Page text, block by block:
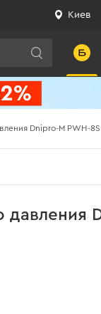
Киев
Dnipro-M PWH-
давления